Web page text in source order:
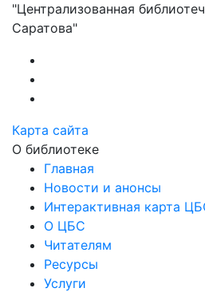
"Централизованная
Саратова"
Карта сайта
О библиотеке
Главная
Новости и анонсы
Интерактивная карта
О ЦБС
Читателям
Ресурсы
Услуги